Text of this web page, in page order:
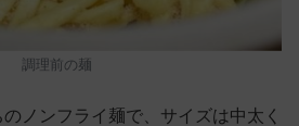
調理前の麺
ノンフライ麺で、サイズは中太く